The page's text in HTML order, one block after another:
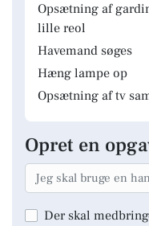
Opsætning af
lille reol
Havemand søges
Hæng lampe op
Opsætning af tv
Opret en
Der skal